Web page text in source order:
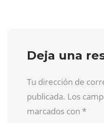
Deja una
Tu dirección de
publicada. Los
marcados con *